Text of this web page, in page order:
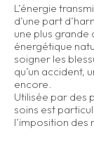
L’énergie
d’une part
une plus
énergétique
soigner les
qu’un accident,
encore.
Utilisée par des
soins est
l’imposition des